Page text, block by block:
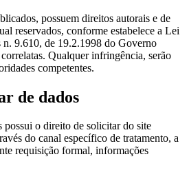
possuem direitos autorais e de
reservados, conforme estabelece a Lei
9.610, de 19.2.1998 do Governo
Qualquer infringência, serão
competentes.
de dados
possui o direito de solicitar do site
do canal específico de tratamento, a
requisição formal, informações